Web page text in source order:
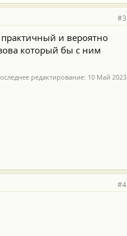
#3
и вероятно
который бы с ним
редактирование: 10 Май 2023
#4